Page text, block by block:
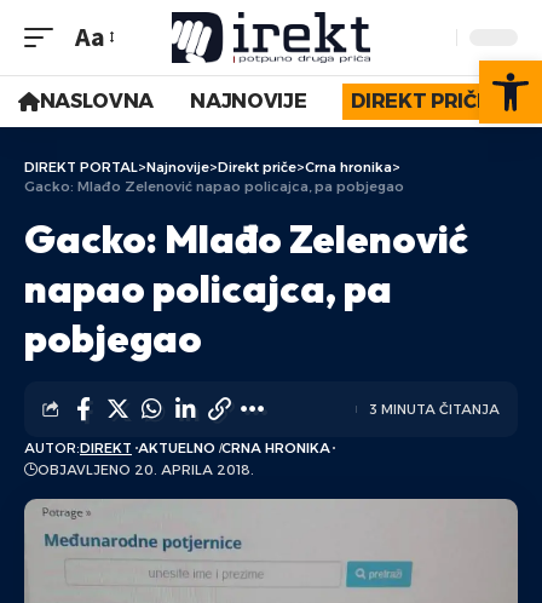
Aa
NASLOVNA NAJNOVIJE DIREKT PRIČE
DIREKT PORTAL>Najnovije>Direkt priče>Crna hronika>
Gacko: Mlađo Zelenović napao policajca, pa pobjegao
Gacko: Mlađo Zelenović
napao policajca, pa
pobjegao
AUTOR:DIREKT AKTUELNO CRNA HRONIKA
OBJAVLJENO 20. APRILA 2018.
3 MINUTA ČITANJA